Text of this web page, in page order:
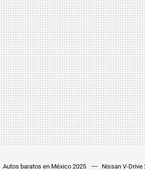
Autos baratos en México 2025 Nissan V-Drive